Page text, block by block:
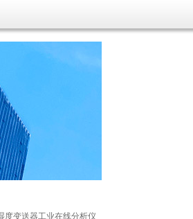
度变送器工业在线分析仪